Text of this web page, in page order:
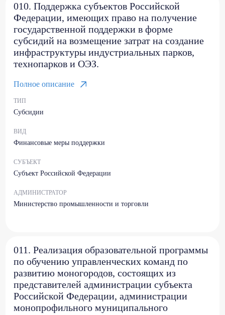
010. Поддержка субъектов Российской
Федерации, имеющих право на получение
государственной поддержки в форме
субсидий на возмещение затрат на создание
инфраструктуры индустриальных парков,
технопарков и ОЭЗ.
Полное описание
ТИП
Субсидии
ВИД
Финансовые меры поддержки
СУБЪЕКТ
Субъект Российской Федерации
АДМИНИСТРАТОР
Министерство промышленности и торговли
011. Реализация образовательной программы
по обучению управленческих команд по
развитию моногородов, состоящих из
представителей администрации субъекта
Российской Федерации, администрации
монопрофильного муниципального